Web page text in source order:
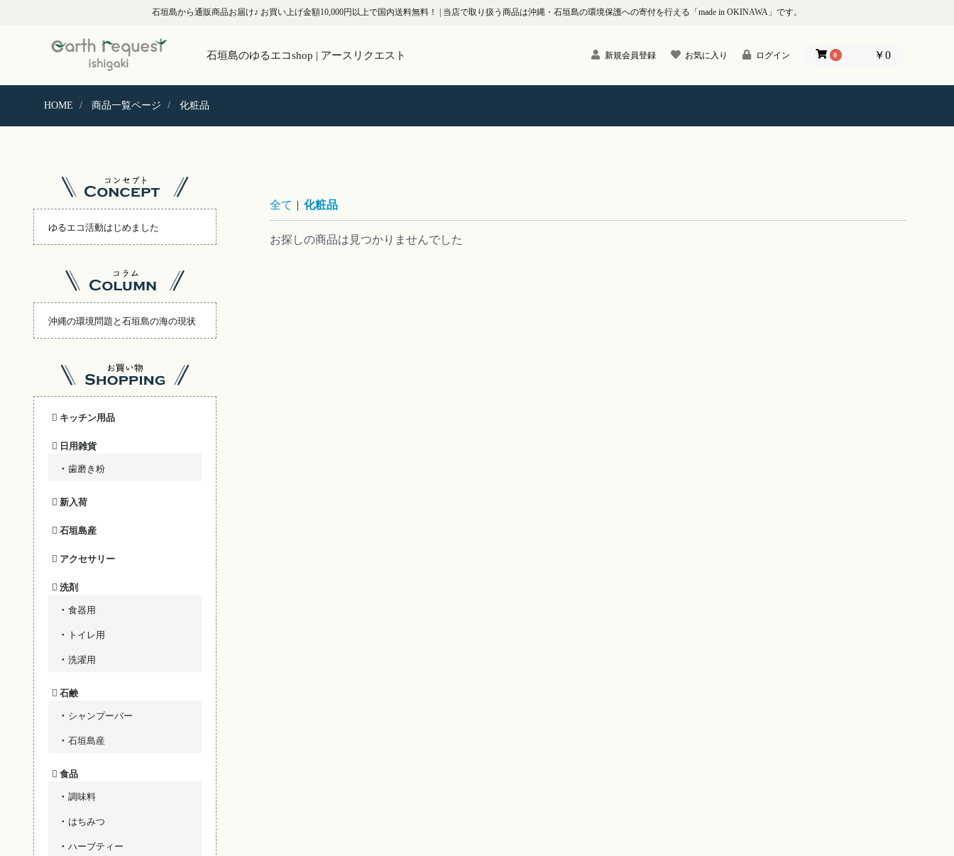
石垣島から通販商品お届け♪ お買い上げ金額10,000円以上で国内送料無料！ 当店で取り扱う商品は沖縄・石垣島の環境保護への寄付を行える「made in OKINAWA」です。
石垣島のゆるエコshop | アースリクエスト 新規会員登録 お気に入り ログイン 0 ￥0
HOME 商品一覧ページ 化粧品
ゆるエコ活動はじめました
沖縄の環境問題と石垣島の海の現状
キッチン用品
日用雑貨
歯磨き粉
新入荷
石垣島産
アクセサリー
洗剤
食器用
トイレ用
洗濯用
石鹸
シャンプーバー
石垣島産
食品
調味料
はちみつ
ハーブティー
全て | 化粧品
お探しの商品は見つかりませんでした